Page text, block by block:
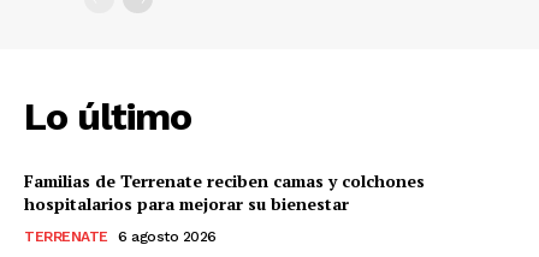
Lo último
Familias de Terrenate reciben camas y colchones
hospitalarios para mejorar su bienestar
TERRENATE 6 agosto 2026